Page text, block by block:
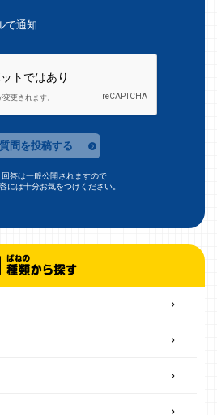
で通知
質問を投稿する
答は一般公開されますので
には十分お気をつけください。